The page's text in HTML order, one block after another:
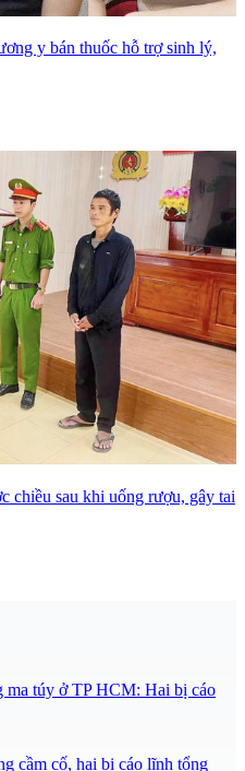
y bán thuốc hỗ trợ sinh lý,
chiều sau khi uống rượu, gây tai
ma túy ở TP HCM: Hai bị cáo
cầm cố, hai bị cáo lĩnh tổng